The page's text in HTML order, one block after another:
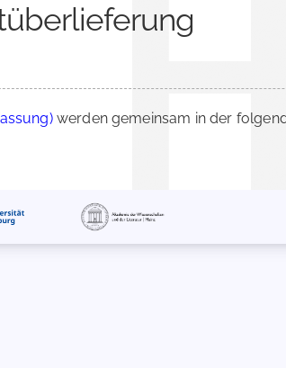
werden gemeinsam in der